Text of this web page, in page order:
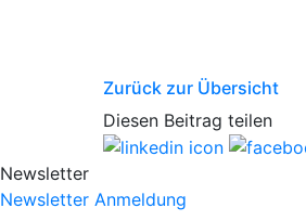
Zurück zur Übersicht
Diesen Beitrag teilen
Newsletter
Newsletter Anmeldung